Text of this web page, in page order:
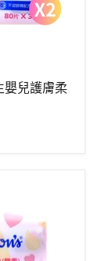
嬰兒護膚柔